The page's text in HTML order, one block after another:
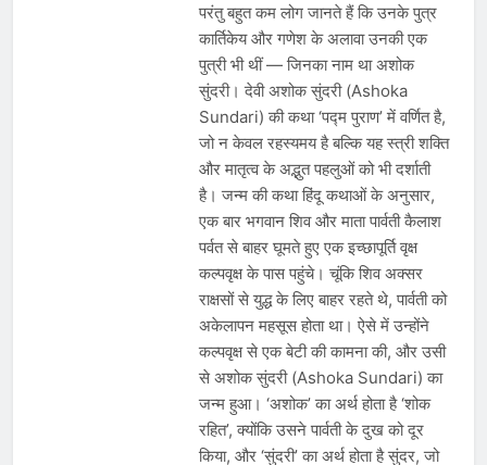
परंतु बहुत कम लोग जानते हैं कि उनके पुत्र
कार्तिकेय और गणेश के अलावा उनकी एक
पुत्री भी थीं — जिनका नाम था अशोक
सुंदरी। देवी अशोक सुंदरी (Ashoka
Sundari) की कथा ‘पद्म पुराण’ में वर्णित है,
जो न केवल रहस्यमय है बल्कि यह स्त्री शक्ति
और मातृत्व के अद्भुत पहलुओं को भी दर्शाती
है। जन्म की कथा हिंदू कथाओं के अनुसार,
एक बार भगवान शिव और माता पार्वती कैलाश
पर्वत से बाहर घूमते हुए एक इच्छापूर्ति वृक्ष
कल्पवृक्ष के पास पहुंचे। चूंकि शिव अक्सर
राक्षसों से युद्ध के लिए बाहर रहते थे, पार्वती को
अकेलापन महसूस होता था। ऐसे में उन्होंने
कल्पवृक्ष से एक बेटी की कामना की, और उसी
से अशोक सुंदरी (Ashoka Sundari) का
जन्म हुआ। ‘अशोक’ का अर्थ होता है ‘शोक
रहित’, क्योंकि उसने पार्वती के दुख को दूर
किया, और ‘सुंदरी’ का अर्थ होता है सुंदर, जो